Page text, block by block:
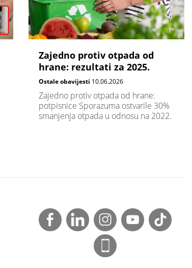
Zajedno protiv otpada od
hrane: rezultati za 2025.
Ostale obavijesti 10.06.2026
Zajedno protiv otpada od hrane:
potpisnice Sporazuma ostvarile 30%
smanjenja otpada u odnosu na 2022.